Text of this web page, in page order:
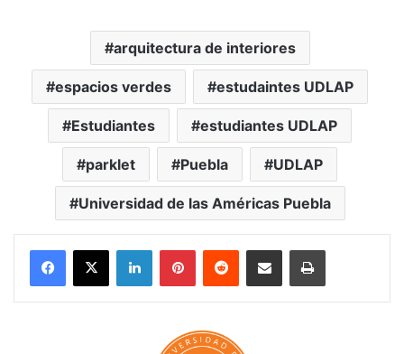
arquitectura de interiores
espacios verdes estudaintes UDLAP
Estudiantes estudiantes UDLAP
parklet Puebla UDLAP
Universidad de las Américas Puebla
LinkedInPinterestReddit Share via Email Print